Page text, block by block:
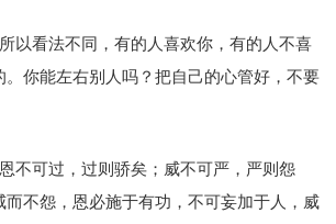
以看法不同，有的人喜欢你，有的人不喜
。你能左右别人吗？把自己的心管好，不要
不可过，过则骄矣；威不可严，严则怨
而不怨，恩必施于有功，不可妄加于人，威